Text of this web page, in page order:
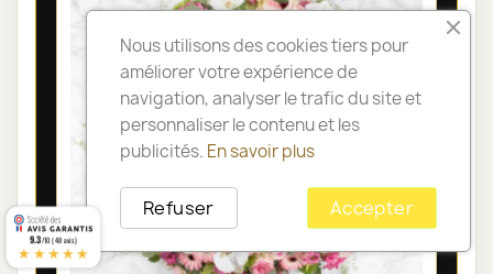
Nous utilisons des cookies tiers pour
améliorer votre expérience de
navigation, analyser le trafic du site et
personnaliser le contenu et les
publicités. En savoir plus
Accepter
Refuser
9.3/10 (48 avis)
★★★★★